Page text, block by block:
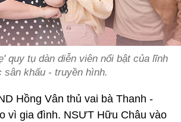
quy tụ dàn diễn viên nổi bật của lĩnh
sân khấu - truyền hình.
Hồng Vân thủ vai bà Thanh -
vì gia đình. NSƯT Hữu Châu vào